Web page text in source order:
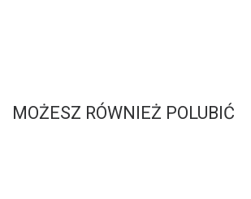
MOŻESZ RÓWNIEŻ POLUBIĆ